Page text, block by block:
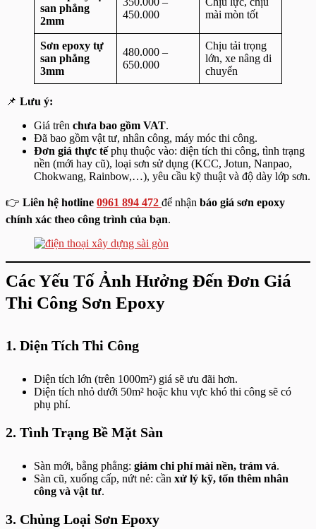
san phẳng
2mm
450.000
mài mòn tốt
Sơn epoxy tự
san phẳng
3mm
480.000 –
650.000
Chịu tải trọng
lớn, xe nâng di
chuyển
📌 Lưu ý:
Giá trên chưa bao gồm VAT.
Đã bao gồm vật tư, nhân công, máy móc thi công.
Đơn giá thực tếphụ thuộc vào: diện tích thi công, tình trạng
nền (mới hay cũ), loại sơn sử dụng (KCC, Jotun, Nanpao,
Chokwang, Rainbow,…), yêu cầu kỹ thuật và độ dày lớp sơn.
👉 Liên hệ hotline 0961 894 472 để nhận báo giá sơn epoxy
chính xác theo công trình của bạn.
Các Yếu Tố Ảnh Hưởng Đến Đơn Giá
Thi Công Sơn Epoxy
1. Diện Tích Thi Công
Diện tích lớn (trên 1000m²) giá sẽ ưu đãi hơn.
Diện tích nhỏ dưới 50m² hoặc khu vực khó thi công sẽ có
phụ phí.
2. Tình Trạng Bề Mặt Sàn
Sàn mới, bằng phẳng: giảm chi phí mài nền, trám vá.
Sàn cũ, xuống cấp, nứt nẻ: cần xử lý kỹ, tốn thêm nhân
công và vật tư.
3. Chủng Loại Sơn Epoxy